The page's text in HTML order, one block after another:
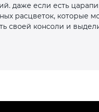
даже если есть
расцветок, которые
своей консоли и